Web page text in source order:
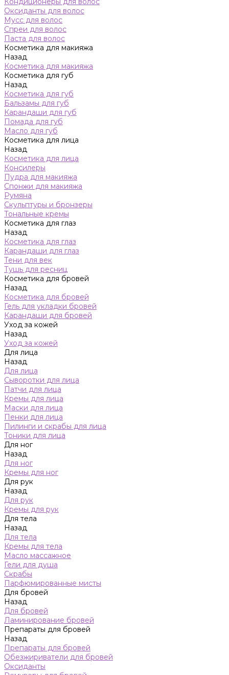
Оксиданты для волос
Мусс для волос
Спреи для волос
Паста для волос
Косметика для макияжа
Назад
Косметика для макияжа
Косметика для губ
Назад
Косметика для губ
Бальзамы для губ
Карандаши для губ
Помада для губ
Масло для губ
Косметика для лица
Назад
Косметика для лица
Консилеры
Пудра для макияжа
Спонжи для макияжа
Румяна
Скульптуры и бронзеры
Тональные кремы
Косметика для глаз
Назад
Косметика для глаз
Карандаши для глаз
Тени для век
Тушь для ресниц
Косметика для бровей
Назад
Косметика для бровей
Гель для укладки бровей
Карандаши для бровей
Уход за кожей
Назад
Уход за кожей
Для лица
Назад
Для лица
Сыворотки для лица
Патчи для лица
Кремы для лица
Маски для лица
Пенки для лица
Пилинги и скрабы для лица
Тоники для лица
Для ног
Назад
Для ног
Кремы для ног
Для рук
Назад
Для рук
Кремы для рук
Для тела
Назад
Для тела
Кремы для тела
Масло массажное
Гели для душа
Скрабы
Парфюмированные мисты
Для бровей
Назад
Для бровей
Ламинирование бровей
Препараты для бровей
Назад
Препараты для бровей
Обезжириватели для бровей
Оксиданты